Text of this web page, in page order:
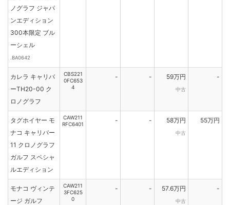
ノグラフ ジャパ
ンエディション
300本限定 ブル
ーシェル
.BA0642
カレラ キャリバ
ーTH20-00 ク
ロノグラフ
CBS221
0FC653
4
- - 59万円
中古
-
タグホイヤー モ
ナコ キャリバー
11 クロノグラフ
ガルフ スペシャ
ルエディション
CAW211
RFC6401
- - 58万円
中古
55万円
モナコ ヴィンテ
ージ ガルフ
CAW211
3FC625
0
- - 57.6万円
中古
-